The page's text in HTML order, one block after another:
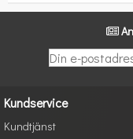
Kundservice
Kundtjänst